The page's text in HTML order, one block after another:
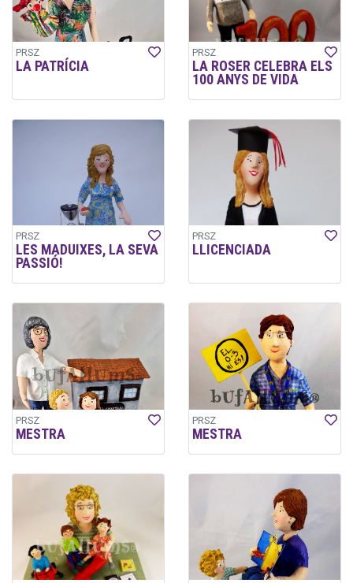
PRSZ
LA PATRÍCIA
PRSZ
LA ROSER CELEBRA ELS
100 ANYS DE VIDA
PRSZ
LES MADUIXES, LA SEVA
PASSIÓ!
PRSZ
LLICENCIADA
PRSZ
MESTRA
PRSZ
MESTRA